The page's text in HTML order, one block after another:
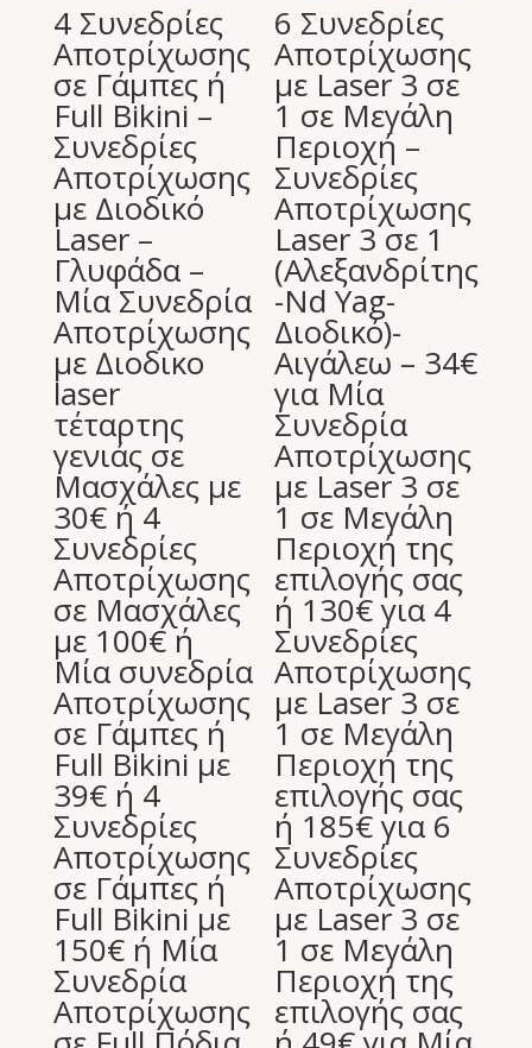
4 Συνεδρίες
Αποτρίχωσης
σε Γάμπες ή
Full Bikini –
Συνεδρίες
Αποτρίχωσης
με Διοδικό
Laser –
Γλυφάδα –
Μία Συνεδρία
Αποτρίχωσης
με Διοδικο
laser
τέταρτης
γενιάς σε
Μασχάλες με
30€ ή 4
Συνεδρίες
Αποτρίχωσης
σε Μασχάλες
με 100€ ή
Μία συνεδρία
Αποτρίχωσης
σε Γάμπες ή
Full Bikini με
39€ ή 4
Συνεδρίες
Αποτρίχωσης
σε Γάμπες ή
Full Bikini με
150€ ή Μία
Συνεδρία
Αποτρίχωσης
6 Συνεδρίες
Αποτρίχωσης
με Laser 3 σε
1 σε Μεγάλη
Περιοχή –
Συνεδρίες
Αποτρίχωσης
Laser 3 σε 1
(Αλεξανδρίτης
-Nd Yag-
Διοδικό)-
Αιγάλεω – 34€
για Μία
Συνεδρία
Αποτρίχωσης
με Laser 3 σε
1 σε Μεγάλη
Περιοχή της
επιλογής σας
ή 130€ για 4
Συνεδρίες
Αποτρίχωσης
με Laser 3 σε
1 σε Μεγάλη
Περιοχή της
επιλογής σας
ή 185€ για 6
Συνεδρίες
Αποτρίχωσης
με Laser 3 σε
1 σε Μεγάλη
Περιοχή της
επιλογής σας